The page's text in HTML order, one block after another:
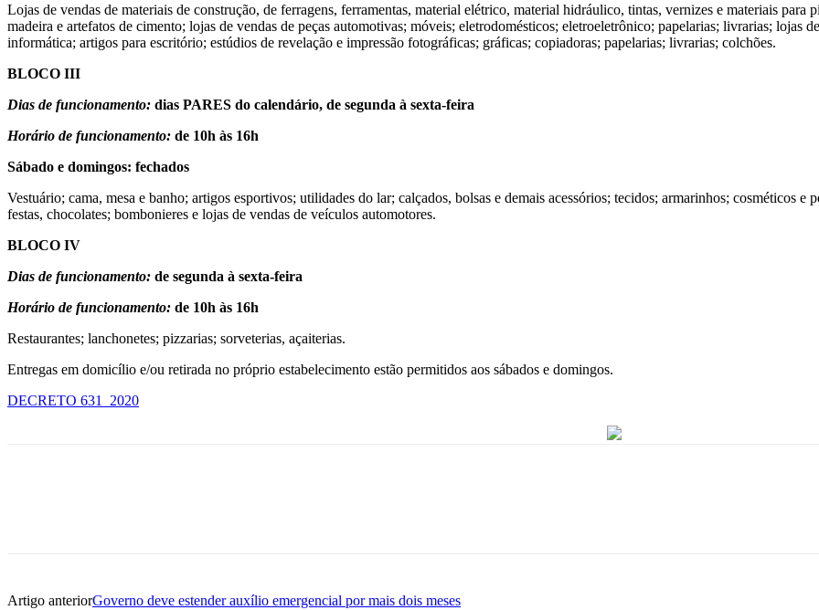
Lojas de vendas de materiais de construção, de ferragens, ferramentas, material elétrico, material hidráulico, tintas, vernizes e materiais
madeira e artefatos de cimento; lojas de vendas de peças automotivas; móveis; eletrodomésticos; eletroeletrônico; papelarias; livrarias; lojas
informática; artigos para escritório; estúdios de revelação e impressão fotográficas; gráficas; copiadoras; papelarias; livrarias; colchões.
BLOCO III
Dias de funcionamento: dias PARES do calendário, de segunda à sexta-feira
Horário de funcionamento: de 10h às 16h
Sábado e domingos: fechados
Vestuário; cama, mesa e banho; artigos esportivos; utilidades do lar; calçados, bolsas e demais acessórios; tecidos; armarinhos; cosméticos
festas, chocolates; bombonieres e lojas de vendas de veículos automotores.
BLOCO IV
Dias de funcionamento: de segunda à sexta-feira
Horário de funcionamento: de 10h às 16h
Restaurantes; lanchonetes; pizzarias; sorveterias, açaiterias.
Entregas em domicílio e/ou retirada no próprio estabelecimento estão permitidos aos sábados e domingos.
DECRETO 631_2020
Artigo anteriorGoverno deve estender auxílio emergencial por mais dois meses